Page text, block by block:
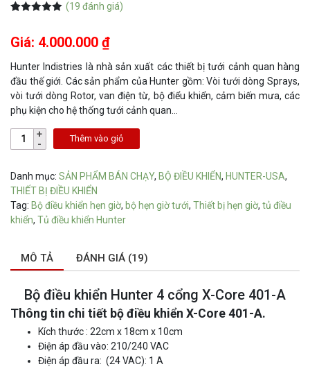
đánh giá
(19 đánh giá)
Giá: 4.000.000 ₫
Hunter Indistries là nhà sản xuất các thiết bị tưới cảnh quan hàng
đầu thế giới. Các sản phẩm của Hunter gồm: Vòi tưới dòng Sprays,
vòi tưới dòng Rotor, van điện từ, bộ điểu khiển, cảm biến mưa, các
phụ kiện cho hệ thống tưới cảnh quan…
Thêm vào giỏ
Danh mục: SẢN PHẨM BÁN CHẠY, BỘ ĐIỀU KHIỂN, HUNTER-USA,
THIẾT BỊ ĐIỀU KHIỂN
Tag: Bộ điều khiển hẹn giờ, bộ hẹn giờ tưới, Thiết bị hẹn giờ, tủ điều
khiển, Tủ điều khiển Hunter
MÔ TẢ ĐÁNH GIÁ (19)
Bộ điều khiển Hunter 4 cổng X-Core 401-A
Thông tin chi tiết bộ điều khiển X-Core 401-A.
Kích thước : 22cm x 18cm x 10cm
Điện áp đầu vào: 210/240 VAC
Điện áp đầu ra: (24 VAC): 1 A